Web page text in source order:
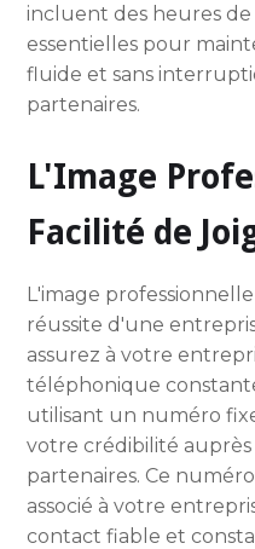
incluent des heures
essentielles pour
fluide et sans
partenaires.
L'Image
Facilité de
L'image
réussite d'une
assurez à votre
téléphonique
utilisant un numéro
votre crédibilité auprès
partenaires. Ce
associé à votre
contact fiable et